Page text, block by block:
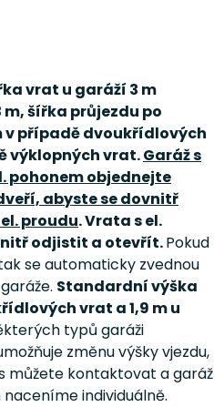
vrat u garáží 3 m
šířka průjezdu po
v případě dvoukřídlových
výklopných vrat.Garáž s
pohonem objednejte
abyste se dovnitř
proudu. Vrata s el.
odjistit a otevřít.Pokud
se automaticky zvednou
Standardní výška
vrat a 1,9 m u
typů garáži
změnu výšky vjezdu,
můžete kontaktovat a garáž
individuálně.